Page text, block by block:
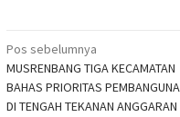
Navigasi
pos
Pos sebelumnya
MUSRENBANG TIGA KECAMATAN
BAHAS PRIORITAS PEMBANGUNAN